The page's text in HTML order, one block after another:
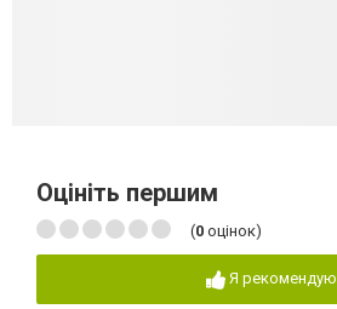
Оцініть першим
(0 оцінок)
Я рекомендую